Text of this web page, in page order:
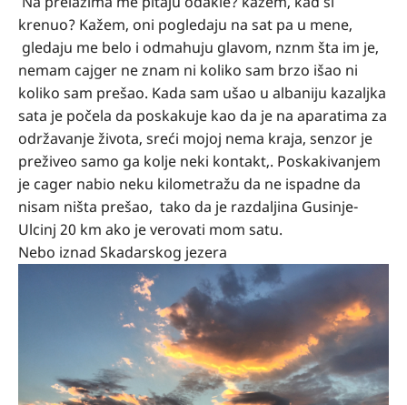
krenuo? Kažem, oni pogledaju na sat pa u mene,
gledaju me belo i odmahuju glavom, nznm šta im je,
nemam cajger ne znam ni koliko sam brzo išao ni
koliko sam prešao. Kada sam ušao u albaniju kazaljka
sata je počela da poskakuje kao da je na aparatima za
održavanje života, sreći mojoj nema kraja, senzor je
preživeo samo ga kolje neki kontakt,. Poskakivanjem
je cager nabio neku kilometražu da ne ispadne da
nisam ništa prešao, tako da je razdaljina Gusinje-
Ulcinj 20 km ako je verovati mom satu.
Nebo iznad Skadarskog jezera